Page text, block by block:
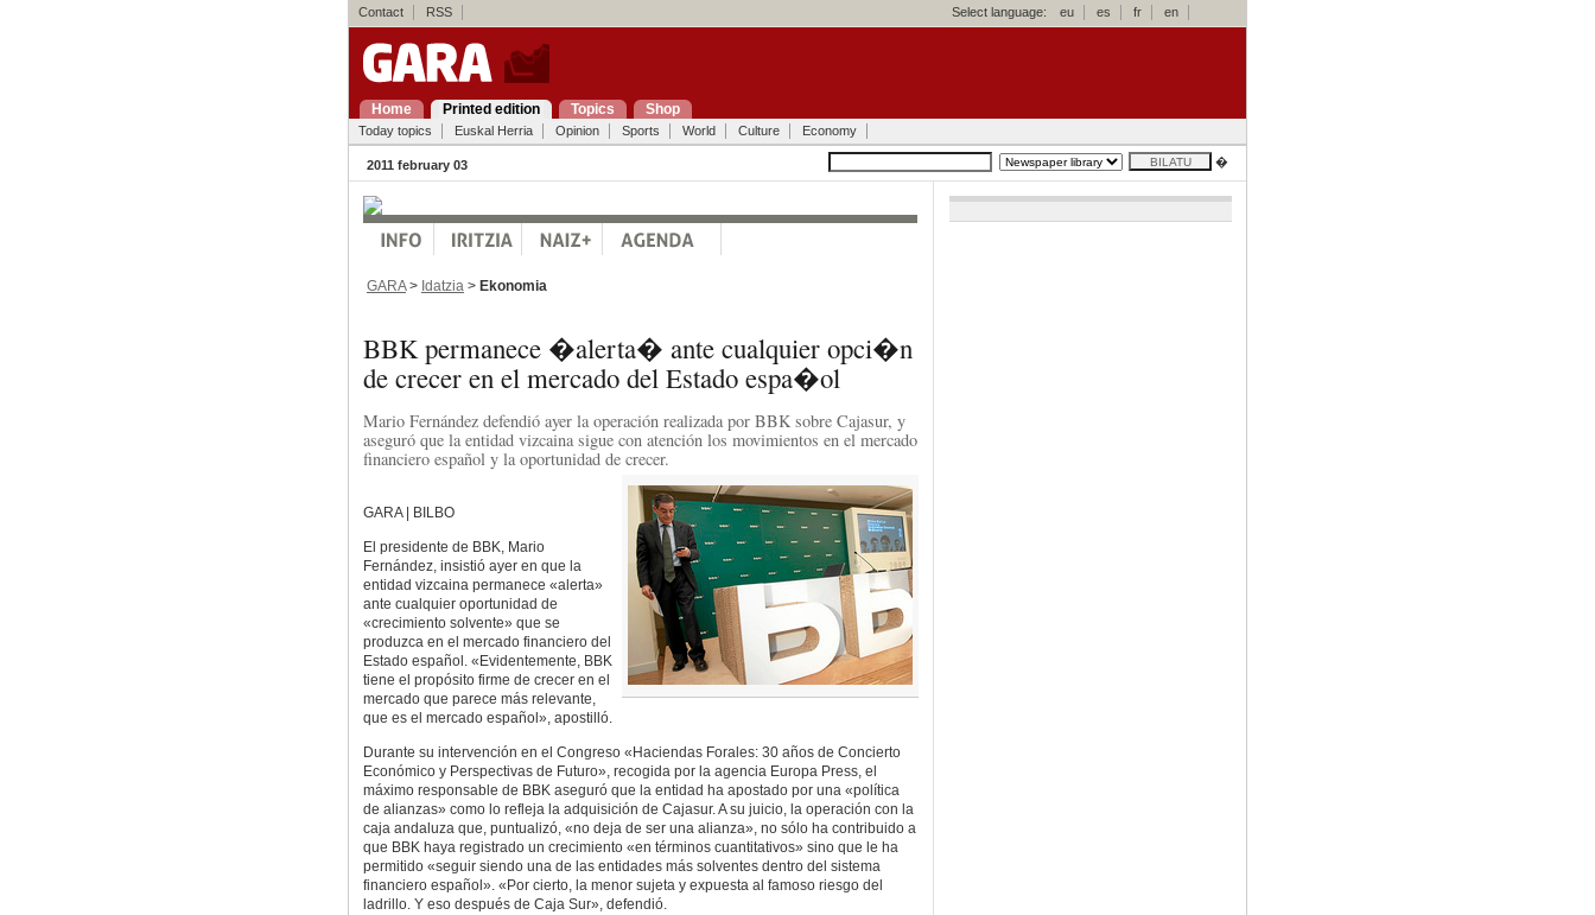
Contact RSS Select language: eu es fr en
Home Printed edition Topics Shop
Today topics Euskal Herria Opinion Sports World Culture Economy
2011 february 03 �
GARA> Idatzia > Ekonomia
BBK permanece �alerta� ante cualquier opci�n
de crecer en el mercado del Estado espa�ol
Mario Fernández defendió ayer la operación realizada por BBK sobre Cajasur, y
aseguró que la entidad vizcaina sigue con atención los movimientos en el mercado
financiero español y la oportunidad de crecer.
GARA | BILBO
El presidente de BBK, Mario
Fernández, insistió ayer en que la
entidad vizcaina permanece «alerta»
ante cualquier oportunidad de
«crecimiento solvente» que se
produzca en el mercado financiero del
Estado español. «Evidentemente, BBK
tiene el propósito firme de crecer en el
mercado que parece más relevante,
que es el mercado español», apostilló.
Durante su intervención en el Congreso «Haciendas Forales: 30 años de Concierto
Económico y Perspectivas de Futuro», recogida por la agencia Europa Press, el
máximo responsable de BBK aseguró que la entidad ha apostado por una «política
de alianzas» como lo refleja la adquisición de Cajasur. A su juicio, la operación con la
caja andaluza que, puntualizó, «no deja de ser una alianza», no sólo ha contribuido a
que BBK haya registrado un crecimiento «en términos cuantitativos» sino que le ha
permitido «seguir siendo una de las entidades más solventes dentro del sistema
financiero español». «Por cierto, la menor sujeta y expuesta al famoso riesgo del
ladrillo. Y eso después de Caja Sur», defendió.